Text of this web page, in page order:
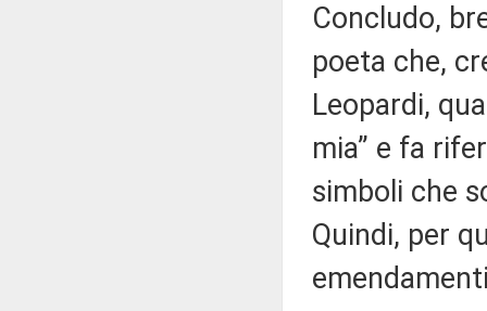
Concludo,
poeta che,
Leopardi,
mia” e fa
simboli che
Quindi, per